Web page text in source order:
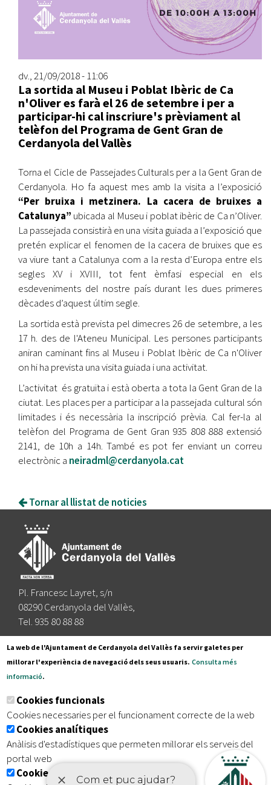
dv., 21/09/2018 - 11:06
La sortida al Museu i Poblat Ibèric de Ca
n'Oliver es farà el 26 de setembre i per a
participar-hi cal inscriure's prèviament al
telèfon del Programa de Gent Gran de
Cerdanyola del Vallès
Torna el Cicle de Passejades Culturals per a la Gent Gran de
Cerdanyola. Ho fa aquest mes amb la visita a l’exposició
“Per bruixa i metzinera. La cacera de bruixes a
Catalunya” ubicada al Museu i poblat ibèric de Ca n’Oliver.
La passejada consistirà en una visita guiada a l’exposició que
pretén explicar el fenomen de la cacera de bruixes que es
va viure tant a Catalunya com a la resta d’Europa entre els
segles XV i XVIII, tot fent èmfasi especial en els
esdeveniments del nostre país durant les dues primeres
dècades d’aquest últim segle.
La sortida està prevista pel dimecres 26 de setembre, a les
17 h. des de l'Ateneu Municipal. Les persones participants
aniran caminant fins al Museu i Poblat Ibèric de Ca n'Oliver
on hi ha prevista una visita guiada i una activitat.
L’activitat és gratuïta i està oberta a tota la Gent Gran de la
ciutat. Les places per a participar a la passejada cultural són
limitades i és necessària la inscripció prèvia. Cal fer-la al
telèfon del Programa de Gent Gran 935 808 888 extensió
2141, de 10h a 14h. També es pot fer enviant un correu
electrònic a neiradml@cerdanyola.cat
Tornar al llistat de noticies
Pl. Francesc Layret, s/n
08290 Cerdanyola del Vallès,
Tel. 935 80 88 88
Segueix-nos a:
Subscriu-te al nostre butlletí
Inici | Avís legal | Protecció de dades
| Accessibilitat
La web de l'Ajuntament de Cerdanyola del Vallès fa servir galetes per
millorar l'experiència de navegació dels seus usuaris. Consulta més
informació.
Cookies funcionals
Cookies necessaries per el funcionament correcte de la web
Cookies analítiques
Anàlisis d'estadístiques que permeten millorar els serveis del
portal web
Cookies publicitàries